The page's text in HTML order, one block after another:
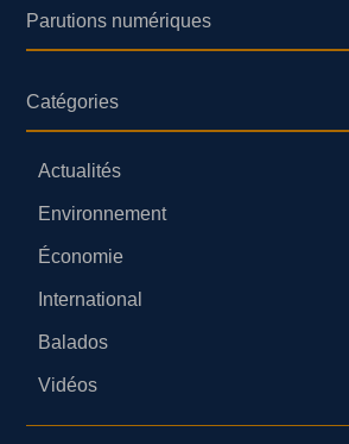
Parutions numériques
Catégories
Actualités
Environnement
Économie
International
Balados
Vidéos